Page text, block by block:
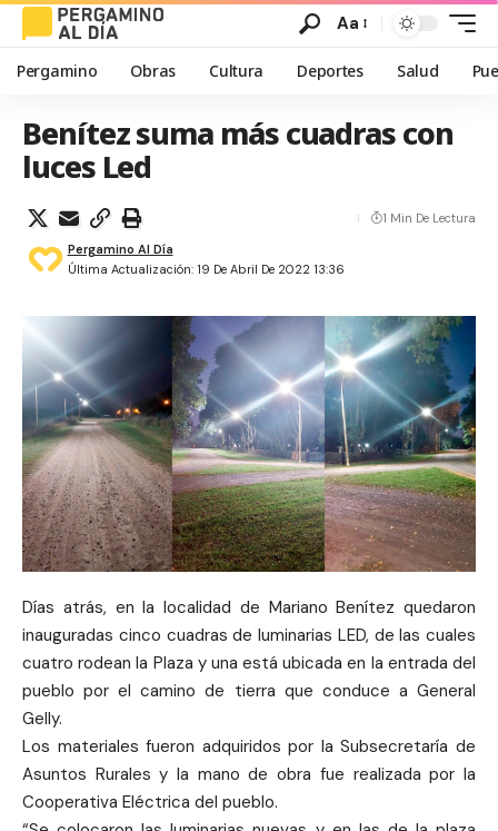
Aa
Pergamino Obras Cultura Deportes Salud
Benítez suma más cuadras con
luces Led
Última Actualización: 19 De Abril De 2022 13:36
Pergamino Al Día
1 Min De Lectura
Días atrás, en la localidad de Mariano Benítez quedaron
inauguradas cinco cuadras de luminarias LED, de las cuales
cuatro rodean la Plaza y una está ubicada en la entrada del
pueblo por el camino de tierra que conduce a General
Gelly.
Los materiales fueron adquiridos por la Subsecretaría de
Asuntos Rurales y la mano de obra fue realizada por la
Cooperativa Eléctrica del pueblo.